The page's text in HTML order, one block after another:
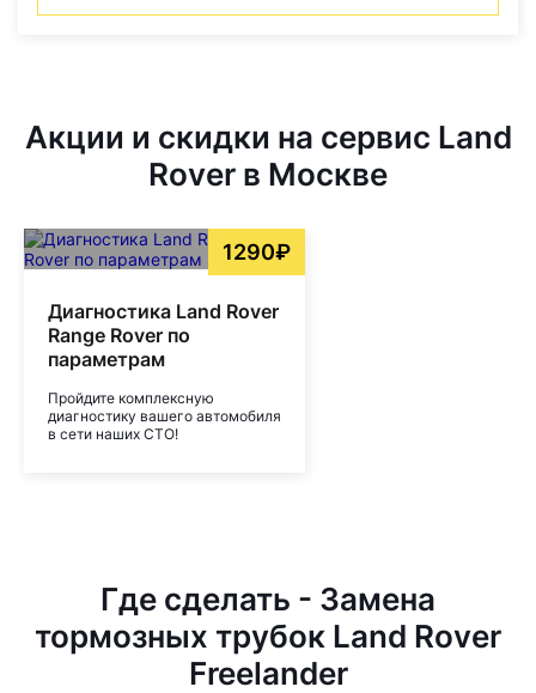
Акции и скидки на сервис Land
Rover в Москве
1290₽
Диагностика Land Rover
Range Rover по
параметрам
Пройдите комплексную
диагностику вашего автомобиля
в сети наших СТО!
Где сделать - Замена
тормозных трубок Land Rover
Freelander